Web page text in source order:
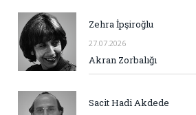
Zehra İpşiroğlu
27.07.2026
Akran Zorbalığı
Sacit Hadi Akdede